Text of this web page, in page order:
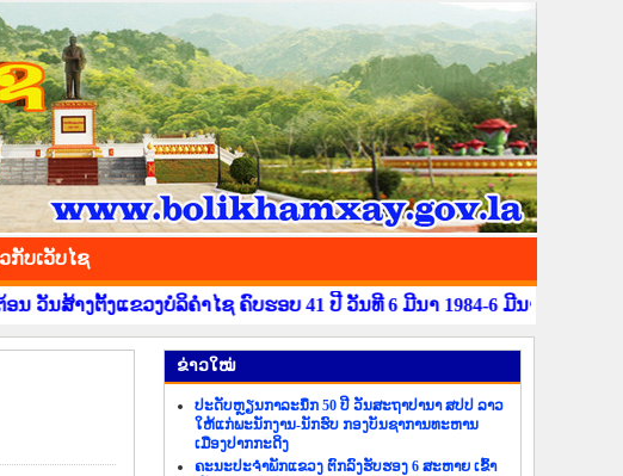
ກັບ​ເວັບ​ໄຊ
ຄຳໄຊ ຄົບຮອບ 41 ປີ ວັນທີ 6 ມີນາ 1984-6 ມີນາ 2025 !.ອອກແຮງແຂ່ງຂັນ
​ຂ່າວ​ໃໝ່
ປະດັບຫຼຽນກາລະນຶກ 50 ປີ ວັນສະຖາປານາ ສປປ ລາວ
ໃຫ້ແກ່ພະນັກງານ-ນັກຮົບ ກອງບັນຊາການທະຫານ
ເມືອງປາກກະດິງ
ຄະນະປະຈຳພັກແຂວງ ຕົກລົງຮັບຮອງ 6 ສະຫາຍ ເຂົ້າ